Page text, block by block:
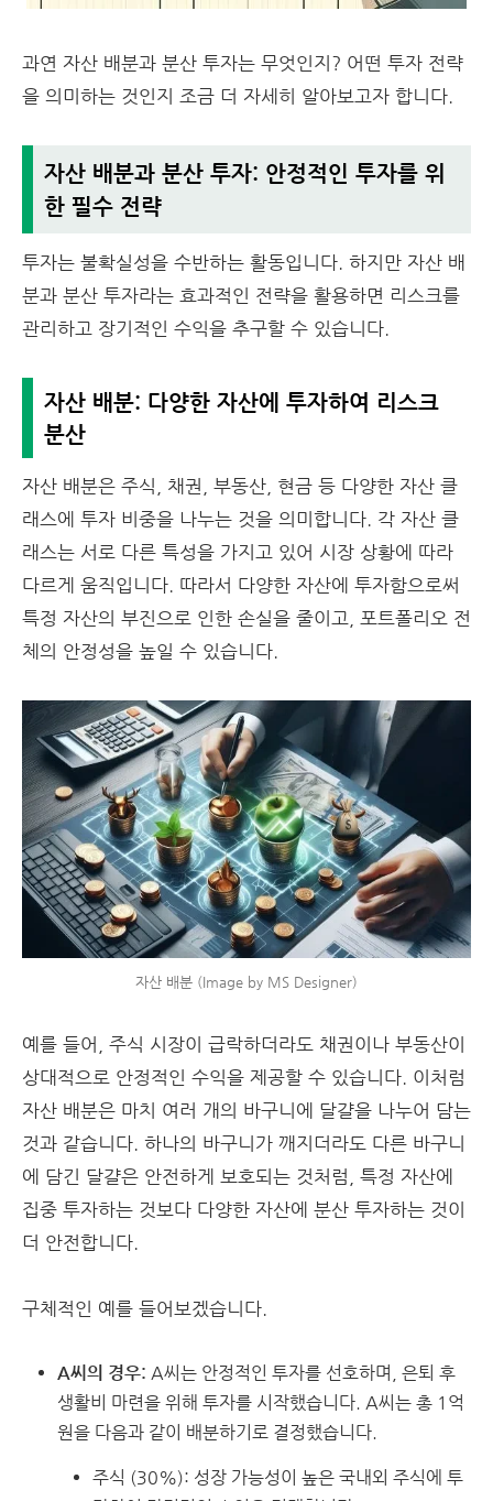
과연 자산 배분과 분산 투자는 무엇인지? 어떤 투자 전략
을 의미하는 것인지 조금 더 자세히 알아보고자 합니다.
자산 배분과 분산 투자: 안정적인 투자를 위
한 필수 전략
투자는 불확실성을 수반하는 활동입니다. 하지만 자산 배
분과 분산 투자라는 효과적인 전략을 활용하면 리스크를
관리하고 장기적인 수익을 추구할 수 있습니다.
자산 배분: 다양한 자산에 투자하여 리스크
분산
자산 배분은 주식, 채권, 부동산, 현금 등 다양한 자산 클
래스에 투자 비중을 나누는 것을 의미합니다. 각 자산 클
래스는 서로 다른 특성을 가지고 있어 시장 상황에 따라
다르게 움직입니다. 따라서 다양한 자산에 투자함으로써
특정 자산의 부진으로 인한 손실을 줄이고, 포트폴리오 전
체의 안정성을 높일 수 있습니다.
자산 배분 (Image by MS Designer)
예를 들어, 주식 시장이 급락하더라도 채권이나 부동산이
상대적으로 안정적인 수익을 제공할 수 있습니다. 이처럼
자산 배분은 마치 여러 개의 바구니에 달걀을 나누어 담는
것과 같습니다. 하나의 바구니가 깨지더라도 다른 바구니
에 담긴 달걀은 안전하게 보호되는 것처럼, 특정 자산에
집중 투자하는 것보다 다양한 자산에 분산 투자하는 것이
더 안전합니다.
구체적인 예를 들어보겠습니다.
A씨의 경우: A씨는 안정적인 투자를 선호하며, 은퇴 후
생활비 마련을 위해 투자를 시작했습니다. A씨는 총 1억
원을 다음과 같이 배분하기로 결정했습니다.
주식 (30%): 성장 가능성이 높은 국내외 주식에 투